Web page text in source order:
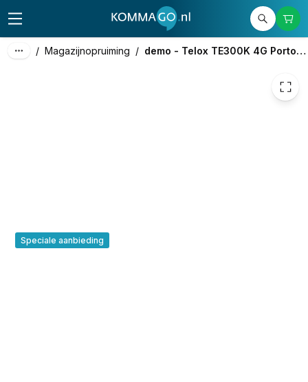
/ Magazijnopruiming / demo - Telox TE300K 4G Portofoon
Speciale aanbieding
excl. btw